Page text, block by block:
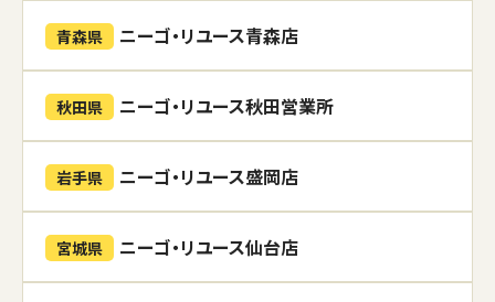
青森県 ニーゴ・リユース青森店
秋田県 ニーゴ・リユース秋田営業所
岩手県 ニーゴ・リユース盛岡店
宮城県 ニーゴ・リユース仙台店